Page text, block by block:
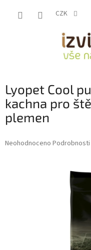
CZK
Lyopet Cool
kachna pro
plemen
Průměrné
Neohodnoceno